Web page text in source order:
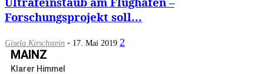
Forschungsprojekt soll...
Gisela Kirschstein - 17. Mai 2019 2
MAINZ
Klarer Himmel